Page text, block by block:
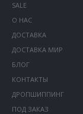
SALE
О НАС
ДОСТАВКА
ДОСТАВКА МИР
БЛОГ
КОНТАКТЫ
ДРОПШИППИНГ
ПОД ЗАКАЗ